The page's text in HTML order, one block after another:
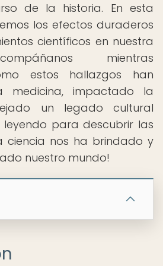
de la historia. En esta
los efectos duraderos
científicos en nuestra
mientras
estos hallazgos han
medicina, impactado la
un legado cultural
leyendo para descubrir las
ciencia nos ha brindado y
nuestro mundo!